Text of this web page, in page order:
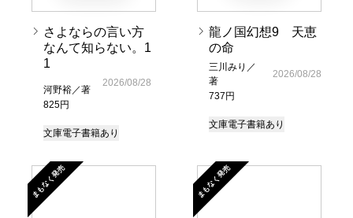
さよならの言い方
なんて知らない。1
1
河野裕／著
825円
2026/08/28
文庫電子書籍あり
龍ノ国幻想9 天恵
の命
三川みり／
著
737円
2026/08/28
文庫電子書籍あり
まもなく発売 まもなく発売